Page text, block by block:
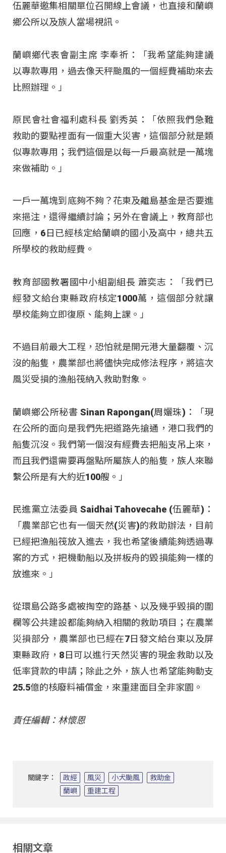
伍麗華邀集相關單位召開線上會議，也直接和蘭嶼
鄉公所以及族人當場視訊。
蘭嶼鄉代表會副主席 李奉祈：「我希望能夠建議
以專款專用，過去像天秤颱風的一個經費補助來去
比照辦理。」
原民會社會福利處科長 劉秀英：「依照我們急難
救助的要點裡面有一個重大災害，這個部分就是類
似專款專用；我們這個是以每一戶最高就是一萬塊
來做補助。」
一戶一萬塊到底夠不夠？花東及離島基金是否要進
來挹注，還得繼續討論；另外在會議上，教育部也
回應，6日已經核定給蘭嶼的國小及高中，總共五
所學校的救助經費。
教育部國教署國中小組副組長 蕭奕志：「我們已
經發文給台東縣政府核定1000萬，這個部分就讓
學校能夠立即復原、能夠上課。」
不過目前最大工程，恐怕就是開元港大量翻覆、沉
沒的船隻，農業部也將儘快完成修法程序，將這次
風災受損的漁船筏納入救助對象。
蘭嶼鄉公所秘書 Sinan Rapongan(周孋珠)：「現
在公所的面向是我們先把道路先搶通，港口我們的
船隻沉沒。我們第一個沒有經費去把船支吊上來，
而且我們還需要再盤點所屬族人的船隻，族人來聯
繫公所是有大約近100艘。」
民進黨立法委員 Saidhai Tahovecahe (伍麗華)：
「農業部它也有一個天然(災害)的救助辦法，目前
已經把漁船筏放入進去，我也希望後續能夠透過專
案的方式，把機動船以及拼板舟的毀損能夠一樣的
放進來。」
從環島公路多處被掏空的路基、以及幾乎毀損的圍
欄等公共建設都能夠納入相關的救助項目；在農業
災損部分，農業部也已經在7日發文給台東以及屏
東縣政府，8日可以進行天然災害的現金救助以及
低率貸款的申請；除此之外，族人也希望能夠動支
25.5億的核廢料補償金，來重建面目全非家園。
責任編輯：林懷恩
關鍵字： 政經 風災 小犬颱風
救助金
蘭嶼
重建工程
相關文章